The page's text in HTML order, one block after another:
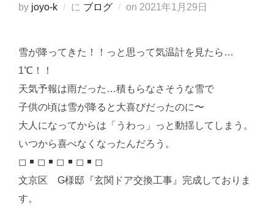
by joyo-k に ブログ on 投
2021年1月29日
雪が降ってきた！！っと思って気温計を見たら…
1℃！！
天気予報は雨だった…積もらなさそうな雪で
子供の頃は雪が降ると大喜びだったのに〜
大人になってからは「うわっ」っと動揺してしまう。
いつから喜べなくなったんだろう。
◻︎
◻︎ ◻︎ ◻︎
◻︎
文京区 G様邸『玄関ドア交換工事』完成しておりま
す。